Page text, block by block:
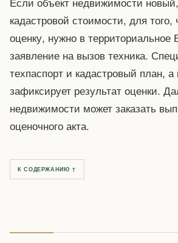
кадастровой стоимости, для
оценку, нужно в территориальное
заявление на вызов техника.
техпаспорт и кадастровый план,
зафиксирует результат оценки.
недвижимости может заказать
оценочного акта.
К СОДЕРЖАНИЮ ↑